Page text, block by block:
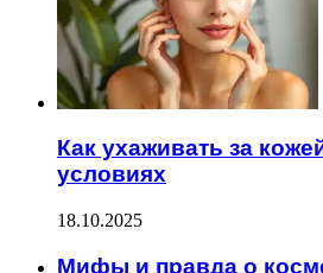
Как ухаживать за
условиях
18.10.2025
Мифы и правда о